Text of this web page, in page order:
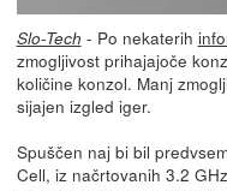
Slo-Tech - Po nekaterih
zmogljivost prihajajoče
količine konzol. Manj
sijajen izgled iger.
Spuščen naj bi bil
Cell, iz načrtovanih 3.2